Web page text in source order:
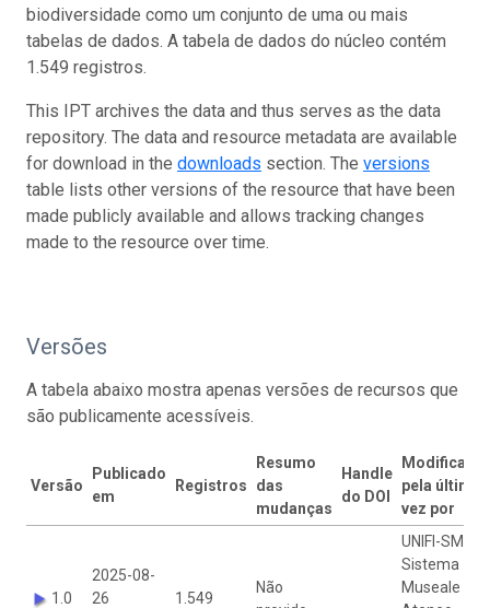
biodiversidade como um conjunto de uma ou mais
tabelas de dados. A tabela de dados do núcleo contém
1.549 registros.
This IPT archives the data and thus serves as the data
repository. The data and resource metadata are available
for download in the downloads section. The versions
table lists other versions of the resource that have been
made publicly available and allows tracking changes
made to the resource over time.
Versões
A tabela abaixo mostra apenas versões de recursos que
são publicamente acessíveis.
Versão
Publicado
em
Registros
Resumo
das
mudanças
Handle
do DOI
Modificado
pela última
vez por
1.0
2025-08-
26
1.549
Não
UNIFI-SMA
Sistema
Museale di